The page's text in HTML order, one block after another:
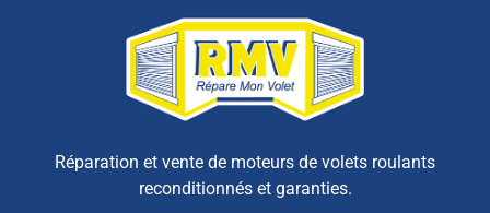
Réparation et vente de moteurs de volets roulants
reconditionnés et garanties.